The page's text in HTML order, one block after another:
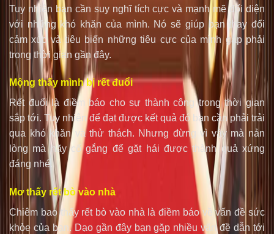
Tuy nhiên bạn cần suy nghĩ tích cực và mạnh mẽ đối diện
với những khó khăn của mình. Nó sẽ giúp bạn thay đổi
cảm xúc và tiêu biến những tiêu cực của mình gặp phải
trong thời gian gần đây.
Mộng thấy mình bị rết đuổi
Rết đuổi là điềm báo cho sự thành công trong thời gian
sắp tới. Tuy nhiên để đạt được kết quả đó bạn cần phải trải
qua khó khăn và thử thách. Nhưng đừng vì vậy mà nản
lòng mà hãy cố gắng để gặt hái được thành quả xứng
đáng nhé.
Mơ thấy rết bò vào nhà
Chiêm bao thấy rết bò vào nhà là điềm báo về vấn đề sức
khỏe của bạn. Dạo gần đây bạn gặp nhiều vấn đề dẫn tới